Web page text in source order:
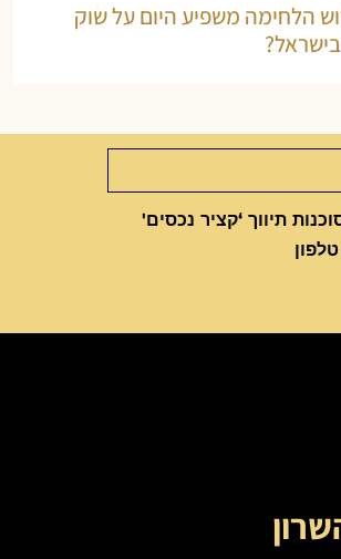
הלחימה משפיע היום על שוק
תיווך ‘קציר נכסים'